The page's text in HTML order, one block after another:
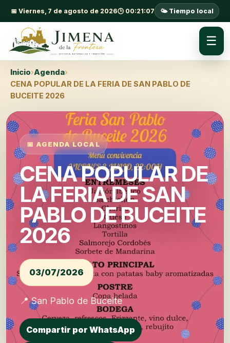
📅 Viernes, 7 de agosto de 2026🕒 00:21:07 🌤️ Tiempo local
☰
Inicio›Agenda›
CENA POPULAR DE LA FERIA DE SAN PABLO DE
BUCEITE 2026
📅 AGENDA LOCAL
CENA POPULAR DE
LA FERIA DE SAN
PABLO DE BUCEITE
2026
03/07/2026
📍 San Pablo de Buceite
Compartir por WhatsApp